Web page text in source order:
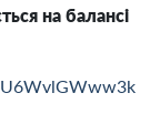
на балансі